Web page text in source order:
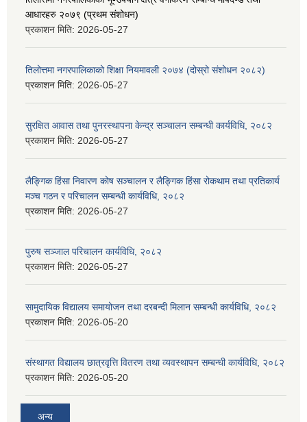
आधारहरु २०७९ (प्रथम संशोधन)
प्रकाशन मिति: 2026-05-27
तिलोत्तमा नगरपालिकाको शिक्षा नियमावली २०७४ (दोस्रो संशोधन २०८२)
प्रकाशन मिति: 2026-05-27
सुरक्षित आवास तथा पुनरस्थापना केन्द्र सञ्चालन सम्बन्धी कार्यविधि, २०८२
प्रकाशन मिति: 2026-05-27
लैङ्गिक हिंसा निवारण कोष सञ्चालन र लैङ्गिक हिंसा रोकथाम तथा प्रतिकार्य
मञ्च गठन र परिचालन सम्बन्धी कार्यविधि, २०८२
प्रकाशन मिति: 2026-05-27
पुरुष सञ्जाल परिचालन कार्यविधि, २०८२
प्रकाशन मिति: 2026-05-27
सामुदायिक विद्यालय समायोजन तथा दरबन्दी मिलान सम्बन्धी कार्यविधि, २०८२
प्रकाशन मिति: 2026-05-20
संस्थागत विद्यालय छात्रवृत्ति वितरण तथा व्यवस्थापन सम्बन्धी कार्यविधि, २०८२
प्रकाशन मिति: 2026-05-20
अन्य